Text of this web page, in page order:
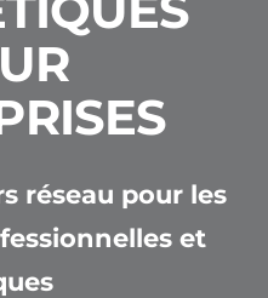
réseau pour les
et